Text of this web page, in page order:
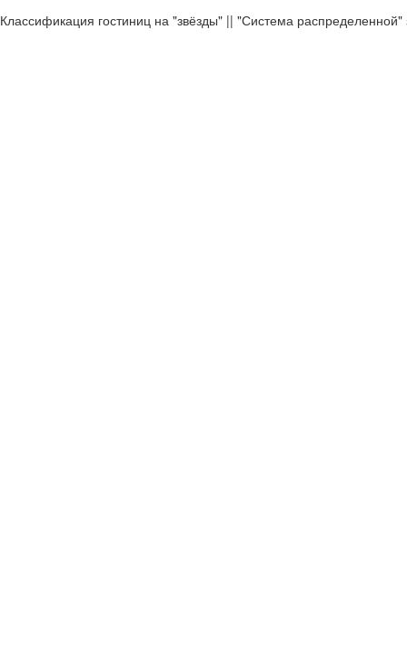
Классификация гостиниц на "звёзды" || "Система